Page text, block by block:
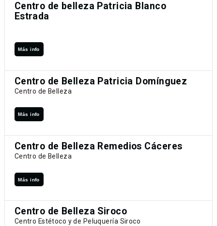
Centro de belleza Patricia Blanco
Estrada
Más info
Centro de Belleza Patricia Domínguez
Centro de Belleza
Más info
Centro de Belleza Remedios Cáceres
Centro de Belleza
Más info
Centro de Belleza Siroco
Centro Estétoco y de Peluquería Siroco